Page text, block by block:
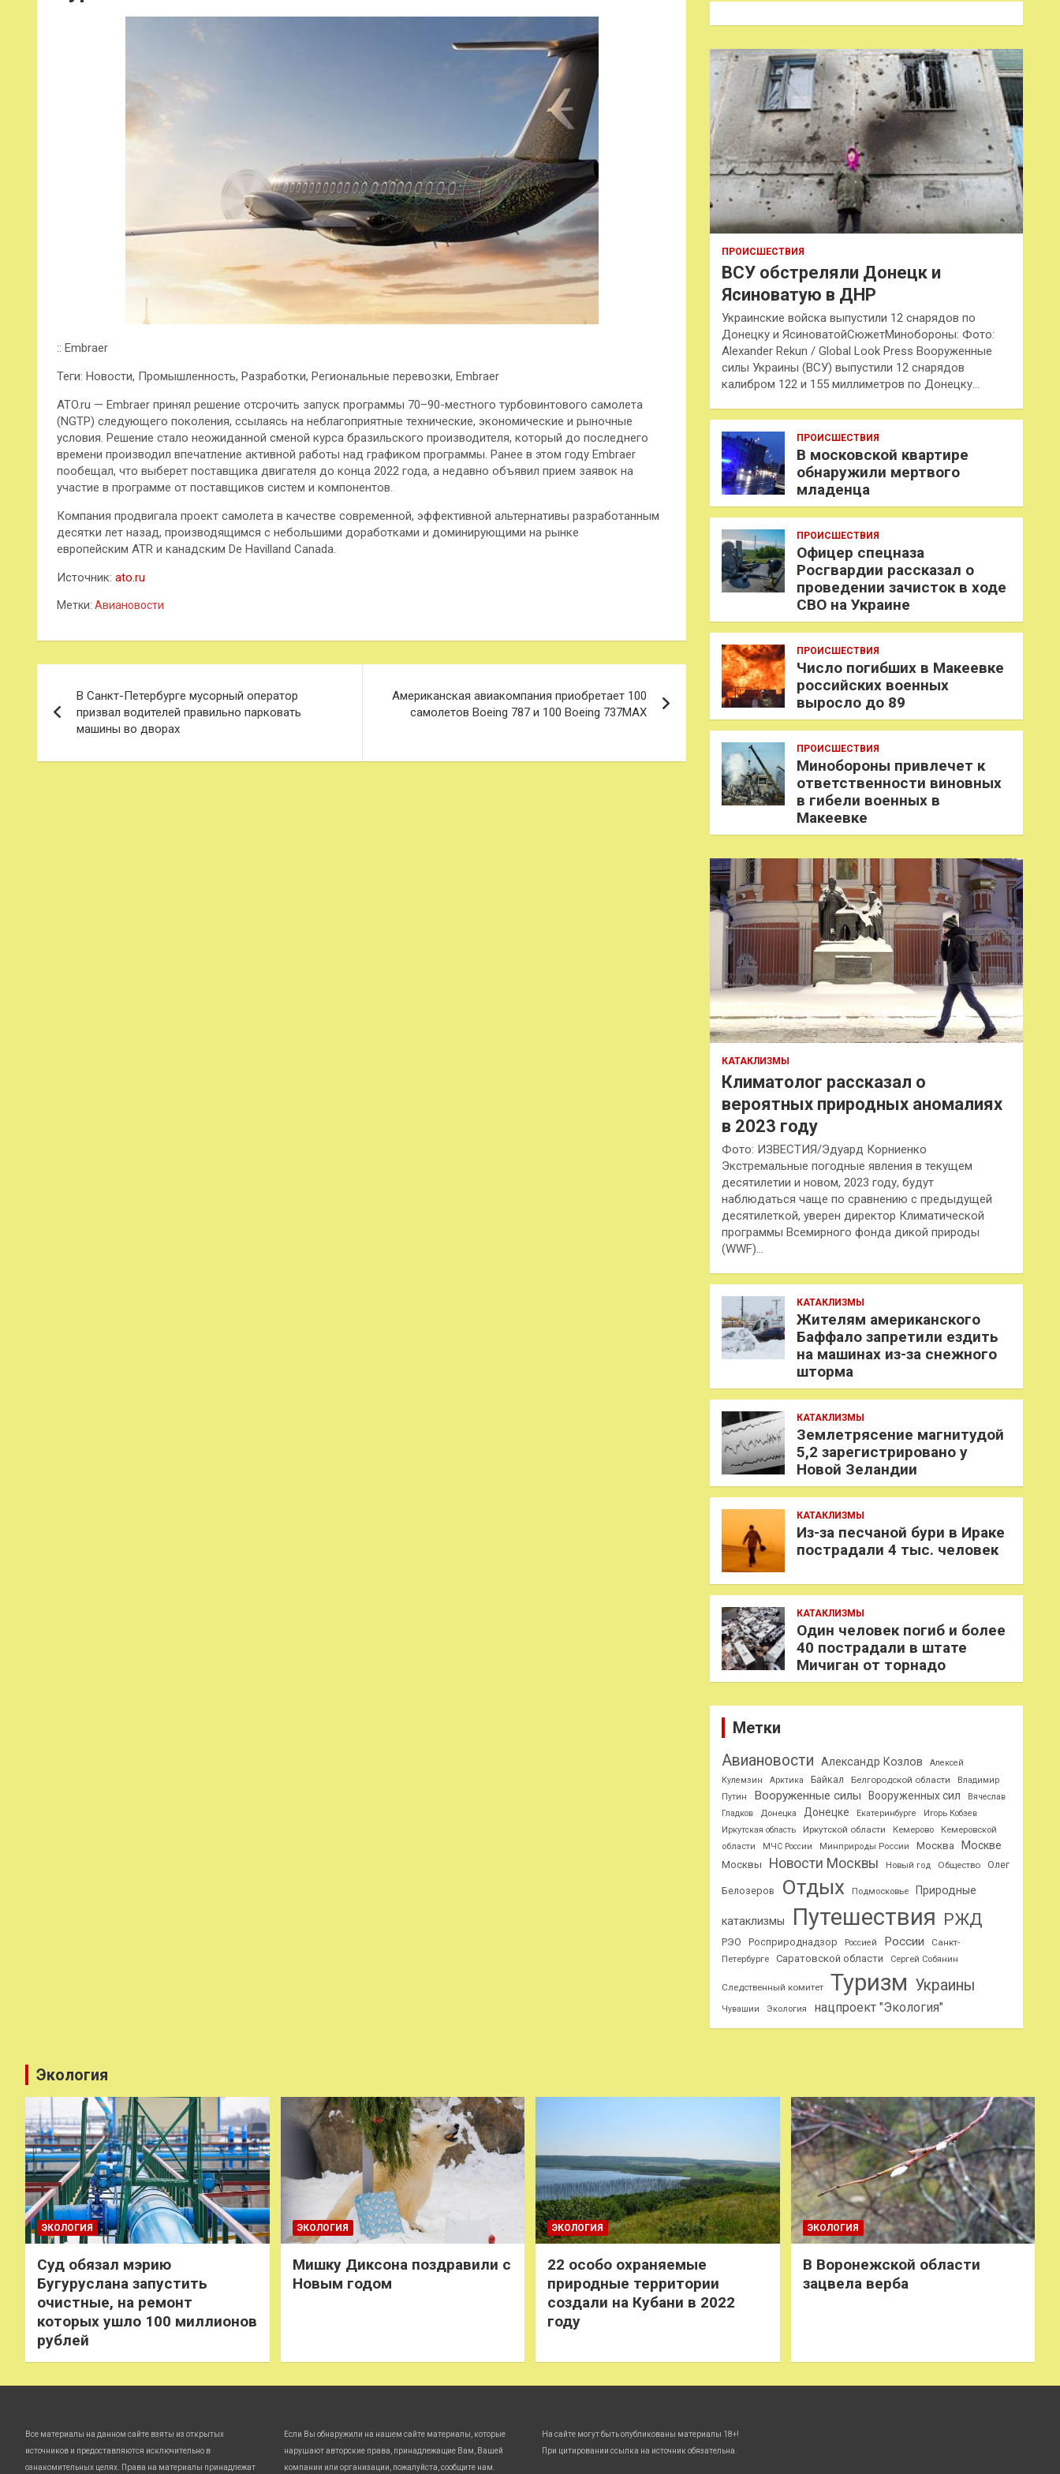
:: Embraer
Теги: Новости, Промышленность, Разработки, Региональные перевозки, Embraer
ATO.ru — Embraer принял решение отсрочить запуск программы 70–90-местного турбовинтового самолета
(NGTP) следующего поколения, ссылаясь на неблагоприятные технические, экономические и рыночные
условия. Решение стало неожиданной сменой курса бразильского производителя, который до последнего
времени производил впечатление активной работы над графиком программы. Ранее в этом году Embraer
пообещал, что выберет поставщика двигателя до конца 2022 года, а недавно объявил прием заявок на
участие в программе от поставщиков систем и компонентов.
Компания продвигала проект самолета в качестве современной, эффективной альтернативы разработанным
десятки лет назад, производящимся с небольшими доработками и доминирующими на рынке
европейским ATR и канадским De Havilland Canada.
Источник: ato.ru
Метки: Авиановости
по
В Санкт-Петербурге мусорный оператор
призвал водителей правильно парковать
машины во дворах
Американская авиакомпания приобретает 100
самолетов Boeing 787 и 100 Boeing 737MAX
к
ПРОИСШЕСТВИЯ
ВСУ обстреляли Донецк и
Ясиноватую в ДНР
Украинские войска выпустили 12 снарядов по
Донецку и ЯсиноватойСюжетМинобороны: Фото:
Alexander Rekun / Global Look Press Вооруженные
силы Украины (ВСУ) выпустили 12 снарядов
калибром 122 и 155 миллиметров по Донецку…
ПРОИСШЕСТВИЯ
В московской квартире
обнаружили мертвого
младенца
ПРОИСШЕСТВИЯ
Офицер спецназа
Росгвардии рассказал о
проведении зачисток в ходе
СВО на Украине
ПРОИСШЕСТВИЯ
Число погибших в Макеевке
российских военных
выросло до 89
ПРОИСШЕСТВИЯ
Минобороны привлечет к
ответственности виновных
в гибели военных в
Макеевке
КАТАКЛИЗМЫ
Климатолог рассказал о
вероятных природных аномалиях
в 2023 году
Фото: ИЗВЕСТИЯ/Эдуард Корниенко
Экстремальные погодные явления в текущем
десятилетии и новом, 2023 году, будут
наблюдаться чаще по сравнению с предыдущей
десятилеткой, уверен директор Климатической
программы Всемирного фонда дикой природы
(WWF)…
КАТАКЛИЗМЫ
Жителям американского
Баффало запретили ездить
на машинах из-за снежного
шторма
КАТАКЛИЗМЫ
Землетрясение магнитудой
5,2 зарегистрировано у
Новой Зеландии
КАТАКЛИЗМЫ
Из-за песчаной бури в Ираке
пострадали 4 тыс. человек
КАТАКЛИЗМЫ
Один человек погиб и более
40 пострадали в штате
Мичиган от торнадо
Метки
Авиановости Александр Козлов
Алексей
Кулемзин
Арктика Байкал Белгородской области
Владимир
Путин
Вооруженные силы Вооруженных сил
Вячеслав
Гладков
Донецка Донецке Екатеринбурге
Игорь Кобзев
Иркутская область
Иркутской области Кемерово
Кемеровской
области
МЧС России Минприроды России Москва Москве
Москвы Новости Москвы Новый год Общество Олег
Белозеров Отдых Подмосковье Природные
катаклизмы Путешествия РЖД
РЭО Росприроднадзор Россией России
Санкт-
Петербурге
Саратовской области Сергей Собянин
Следственный комитет Туризм Украины
Чувашии Экология нацпроект "Экология"
Экология
ЭКОЛОГИЯ
Суд обязал мэрию
Бугуруслана запустить
очистные, на ремонт
которых ушло 100 миллионов
рублей
ЭКОЛОГИЯ
Мишку Диксона поздравили с
Новым годом
ЭКОЛОГИЯ
22 особо охраняемые
природные территории
создали на Кубани в 2022
году
ЭКОЛОГИЯ
В Воронежской области
зацвела верба
Все материалы на данном сайте взяты из открытых
источников и предоставляются исключительно в
ознакомительных целях. Права на материалы принадлежат
Если Вы обнаружили на нашем сайте материалы, которые
нарушают авторские права, принадлежащие Вам, Вашей
компании или организации, пожалуйста, сообщите нам.
На сайте могут быть опубликованы материалы 18+!
При цитировании ссылка на источник обязательна.